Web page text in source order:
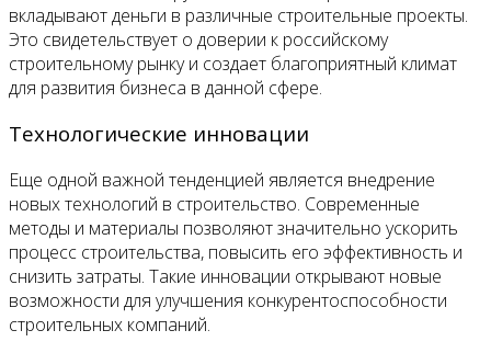
вкладывают деньги в различные строительные проекты.
Это свидетельствует о доверии к российскому
строительному рынку и создает благоприятный климат
для развития бизнеса в данной сфере.
Технологические инновации
Еще одной важной тенденцией является внедрение
новых технологий в строительство. Современные
методы и материалы позволяют значительно ускорить
процесс строительства, повысить его эффективность и
снизить затраты. Такие инновации открывают новые
возможности для улучшения конкурентоспособности
строительных компаний.